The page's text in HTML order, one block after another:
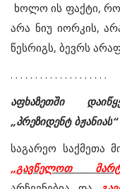
ხოლო ის ფაქტი,
არა ნიუ იორკის,
წესრიგს, ბევრს
. . . . . . . . . . . . . . . . . . . .
აფხაზეთში
„პრეზიდენტ ბჟანიას“
საგარეო საქმეთა
„გავწელოთ